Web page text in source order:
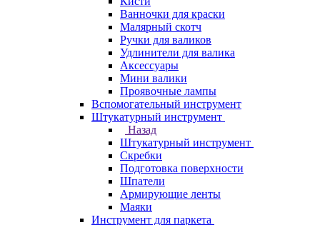
Ванночки для краски
Малярный скотч
Ручки для валиков
Удлинители для валика
Аксессуары
Мини валики
Проявочные лампы
Вспомогательный инструмент
Штукатурный инструмент
Назад
Штукатурный инструмент
Скребки
Подготовка поверхности
Шпатели
Армирующие ленты
Маяки
Инструмент для паркета